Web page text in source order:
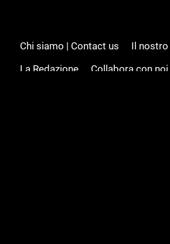
Chi siamo | Contact us
Il
La Redazione
Collabora con noi